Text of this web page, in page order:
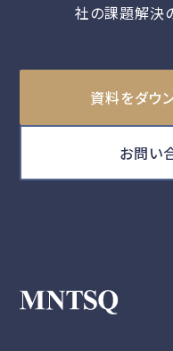
社の課題解決
資料をダウ
お問い